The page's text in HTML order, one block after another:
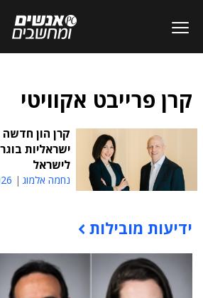
קרן פרייבט אקוויטי
קרן הון
ישראליות
לישראל
נחמה אלמוג
תוכן פרסומי
ידיעות מובילות